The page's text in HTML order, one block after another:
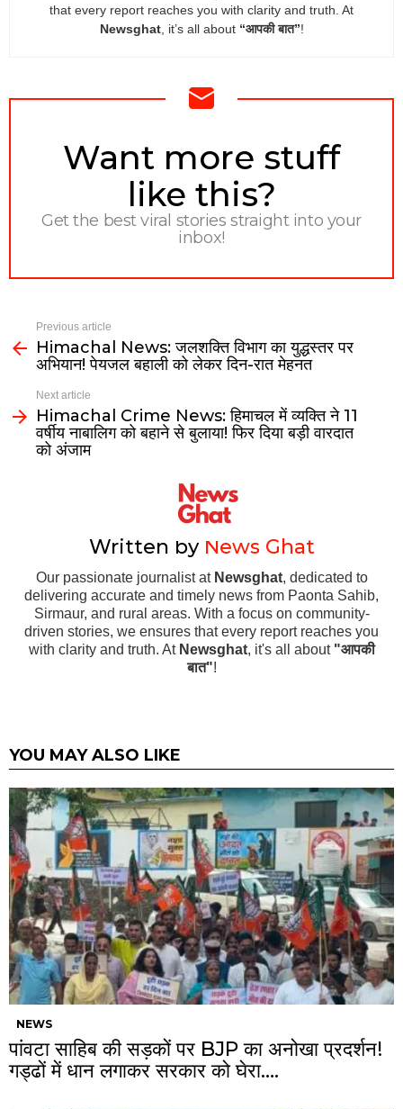
that every report reaches you with clarity and truth. At
Newsghat, it’s all about “आपकी बात”!
NEWSLETTER
Want more stuff
like this?
Get the best viral stories straight into your
inbox!
Previous article
Himachal News: जलशक्ति विभाग का युद्धस्तर पर
अभियान! पेयजल बहाली को लेकर दिन-रात मेहनत
Next article
Himachal Crime News: हिमाचल में व्यक्ति ने 11
वर्षीय नाबालिग को बहाने से बुलाया! फिर दिया बड़ी वारदात
को अंजाम
Written by News Ghat
Our passionate journalist at Newsghat, dedicated to
delivering accurate and timely news from Paonta Sahib,
Sirmaur, and rural areas. With a focus on community-
driven stories, we ensures that every report reaches you
with clarity and truth. At Newsghat, it's all about "आपकी
बात"!
YOU MAY ALSO LIKE
NEWS
पांवटा साहिब की सड़कों पर BJP का अनोखा प्रदर्शन!
गड्ढों में धान लगाकर सरकार को घेरा….